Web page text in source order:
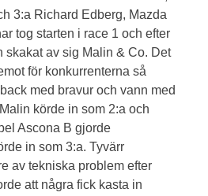
3:a Richard Edberg, Mazda
tog starten i race 1 och efter
skakat av sig Malin & Co. Det
för konkurrenterna så
med bravur och vann med
körde in som 2:a och
Ascona B gjorde
in som 3:a. Tyvärr
av tekniska problem efter
att några fick kasta in